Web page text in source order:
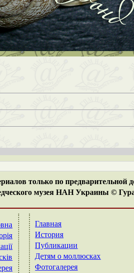
только по предварительной
музея НАН Украины ©
Главная
История
Публикации
Детям о моллюсках
Фотогалерея